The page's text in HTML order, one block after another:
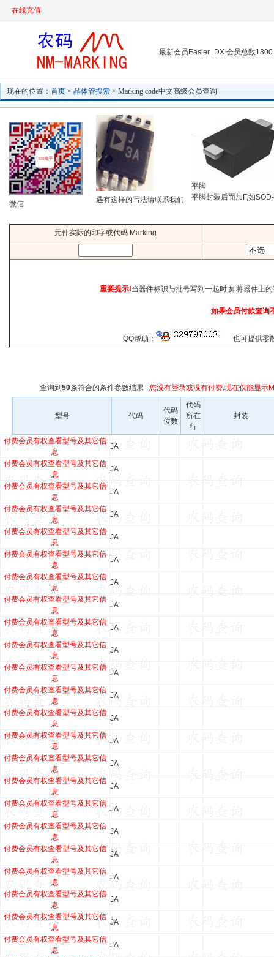
在线充值
最新会员Easier_DX 会员总数1300
现在的位置： 首页 > 晶体管搜索 > Marking code中文高级会员查询
微信 遇有这样的写法请联系我们
平脚
平脚封装后面加F,如
元件实际的印字或代码 Marking
重要提示!当器件标识与批号写到一起时,如将器件上
如果会员付款查询
QQ帮助： 也可提供零
查询到 50条符合的条件参数结果 您没有登录或没有付费,现在仅能显示
型号 代码
代码
位数
代码
所在
行
封装
付费会员有权查看型号及其它信
息
JA
付费会员有权查看型号及其它信
息
JA
付费会员有权查看型号及其它信
息
JA
付费会员有权查看型号及其它信
息
JA
付费会员有权查看型号及其它信
息
JA
付费会员有权查看型号及其它信
息
JA
付费会员有权查看型号及其它信
息
JA
付费会员有权查看型号及其它信
息
JA
付费会员有权查看型号及其它信
息
JA
付费会员有权查看型号及其它信
息
JA
付费会员有权查看型号及其它信
息
JA
付费会员有权查看型号及其它信
息
JA
付费会员有权查看型号及其它信
息
JA
付费会员有权查看型号及其它信
息
JA
付费会员有权查看型号及其它信
息
JA
付费会员有权查看型号及其它信
息
JA
付费会员有权查看型号及其它信
息
JA
付费会员有权查看型号及其它信
息
JA
付费会员有权查看型号及其它信
息
JA
付费会员有权查看型号及其它信
息
JA
付费会员有权查看型号及其它信
息
JA
付费会员有权查看型号及其它信
息
JA
付费会员有权查看型号及其它信
息
JA